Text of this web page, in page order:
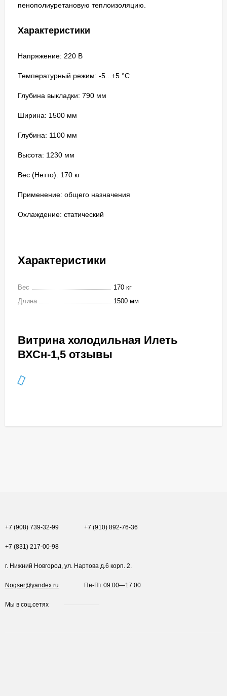
пенополиуретановую теплоизоляцию.
Характеристики
Напряжение: 220 В
Температурный режим: -5...+5 °C
Глубина выкладки: 790 мм
Ширина: 1500 мм
Глубина: 1100 мм
Высота: 1230 мм
Вес (Нетто): 170 кг
Применение: общего назначения
Охлаждение: статический
Характеристики
Вес
170 кг
Длина
1500 мм
Витрина холодильная Илеть
ВХСн-1,5 отзывы
+7 (908) 739-32-99 +7 (910) 892-76-36
+7 (831) 217-00-98
г. Нижний Новгород, ул. Нартова д.6 корп. 2.
Nogser@yandex.ru Пн-Пт 09:00—17:00
Мы в соц.сетях